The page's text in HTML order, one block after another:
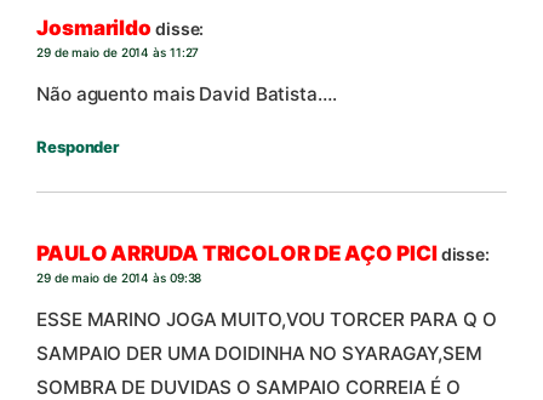
Josmarildo disse:
29 de maio de 2014 às 11:27
Não aguento mais David Batista….
Responder
PAULO ARRUDA TRICOLOR DE AÇO PICIdisse:
29 de maio de 2014 às 09:38
ESSE MARINO JOGA MUITO,VOU TORCER PARA Q O
SAMPAIO DER UMA DOIDINHA NO SYARAGAY,SEM
SOMBRA DE DUVIDAS O SAMPAIO CORREIA É O